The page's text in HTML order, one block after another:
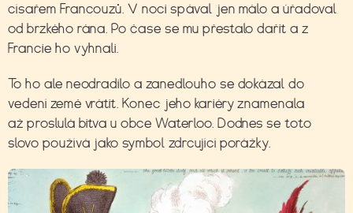
císařem Francouzů.V noci spával jen málo a úřadoval
od brzkého rána. Po čase se mu přestalo dařit a z
Francie ho vyhnali.
To ho ale neodradilo a zanedlouho se dokázal do
vedení země vrátit. Konec jeho kariéry znamenala
až proslulá bitva u obce Waterloo. Dodnes se toto
slovo používá jako symbol zdrcující porážky.